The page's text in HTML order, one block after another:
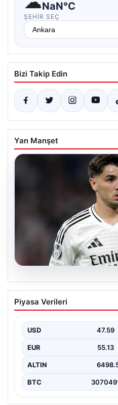
NaN°C
ŞEHIR SEÇ
Bizi Takip Edin
Yan Manşet
04.08.2026
Beşiktaş’ta Salah
Transfer Hamlesi:
Yeni sezon öncesinde güçlü
transferinden olumsuz…
Piyasa Verileri
USD 47.59
EUR 55.13
ALTIN
BTC